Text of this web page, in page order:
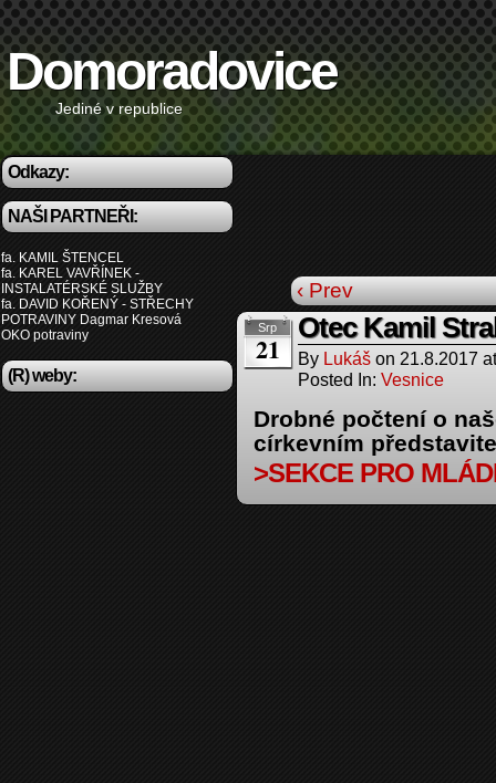
Domoradovice
Jediné v republice
Odkazy:
NAŠI PARTNEŘI:
fa. KAMIL ŠTENCEL
fa. KAREL VAVŘÍNEK -
INSTALATÉRSKÉ SLUŽBY
fa. DAVID KOŘENÝ - STŘECHY
POTRAVINY Dagmar Kresová
OKO potraviny
(R) weby:
‹ Prev
Srp
21
Otec Kamil
By Lukáš on 21.8.2017
Posted In: Vesnice
Drobné počtení o
církevním
>SEKCE PRO